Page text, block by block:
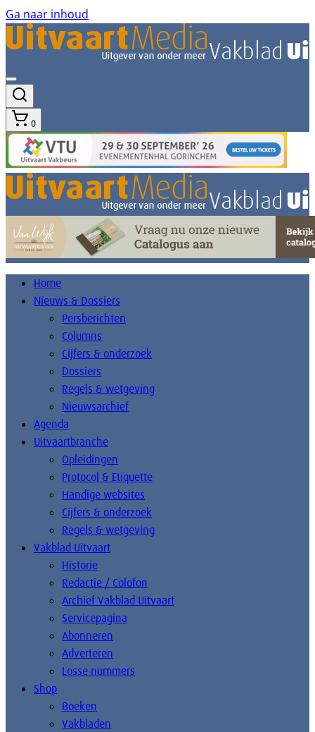
Ga naar inhoud
0
Home
Nieuws & Dossiers
Persberichten
Columns
Cijfers & onderzoek
Dossiers
Regels & wetgeving
Nieuwsarchief
Agenda
Uitvaartbranche
Opleidingen
Protocol & Etiquette
Handige websites
Cijfers & onderzoek
Regels & wetgeving
Vakblad Uitvaart
Historie
Redactie / Colofon
Archief Vakblad Uitvaart
Servicepagina
Abonneren
Adverteren
Losse nummers
Shop
Boeken
Vakbladen